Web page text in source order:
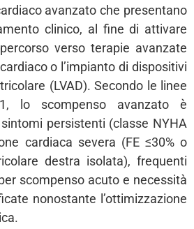
avanzato che presentano
clinico, al fine di attivare
verso terapie avanzate
o l’impianto di dispositivi
(LVAD). Secondo le linee
lo scompenso avanzato è
persistenti (classe NYHA
cardiaca severa (FE ≤30% o
destra isolata), frequenti
scompenso acuto e necessità
nonostante l’ottimizzazione